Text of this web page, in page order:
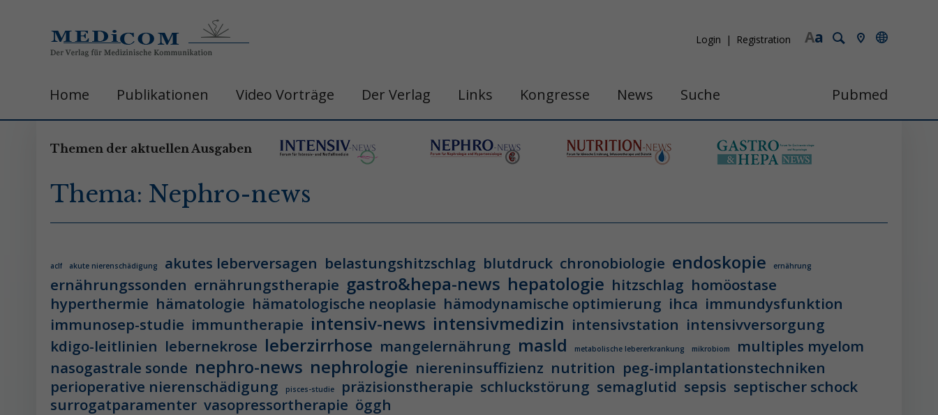
a
A
Login Registration
Home Publikationen Video Vorträge Der Verlag Links Kongresse News Suche Pubmed
Themen der aktuellen Ausgaben
Thema: Nephro-news
aclf akute nierenschädigung akutes leberversagen belastungshitzschlag blutdruck chronobiologie endoskopie ernährung
ernährungssonden ernährungstherapie gastro&hepa-news hepatologie hitzschlag homöostase
hyperthermie hämatologie hämatologische neoplasie hämodynamische optimierung ihca immundysfunktion
immunosep-studie immuntherapie intensiv-news intensivmedizin intensivstation intensivversorgung
kdigo-leitlinien lebernekrose leberzirrhose mangelernährung masld metabolische lebererkrankung mikrobiom
multiples myelom
nasogastrale sonde nephro-news nephrologie niereninsuffizienz nutrition peg-implantationstechniken
perioperative nierenschädigung
pisces-studie präzisionstherapie schluckstörung semaglutid sepsis septischer schock
surrogatparamenter vasopressortherapie öggh